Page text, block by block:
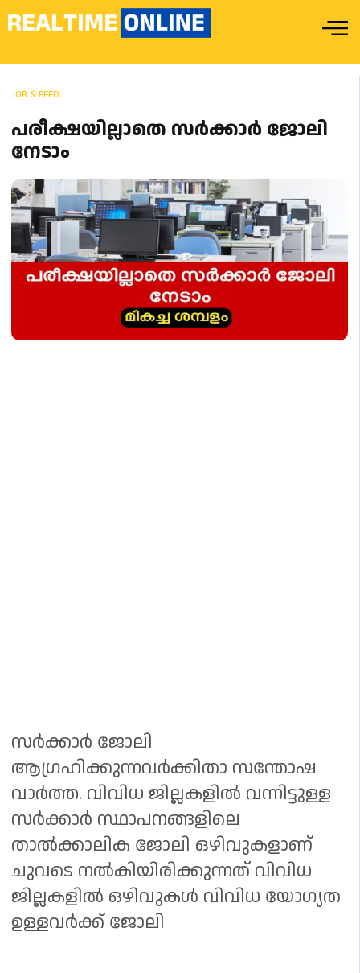
JOB & FEED
പരീക്ഷയില്ലാതെ സർക്കാർ ജോലി
നേടാം
സർക്കാർ ജോലി
ആഗ്രഹിക്കുന്നവർക്കിതാ സന്തോഷ
വാർത്ത. വിവിധ ജില്ലകളിൽ വന്നിട്ടുള്ള
സർക്കാർ സ്ഥാപനങ്ങളിലെ
താൽക്കാലിക ജോലി ഒഴിവുകളാണ്
ചുവടെ നൽകിയിരിക്കുന്നത് വിവിധ
ജില്ലകളിൽ ഒഴിവുകൾ വിവിധ യോഗ്യത
ഉള്ളവർക്ക് ജോലി